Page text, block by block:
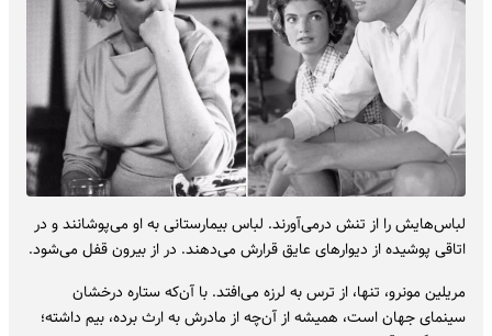
لباس‌هایش را از تنش درمی‌آورند. لباس بیمارستانی به او می‌پوشانند و در
اتاقی پوشیده از دیوارهای عایق قرارش می‌دهند. در از بیرون قفل می‌شود.
مریلین مونرو، تنها، از ترس به لرزه می‌افتد. با آن‌که ستاره‌ درخشان
سینمای جهان است، همیشه از آن‌چه از مادرش به ارث برده، بیم داشته؛